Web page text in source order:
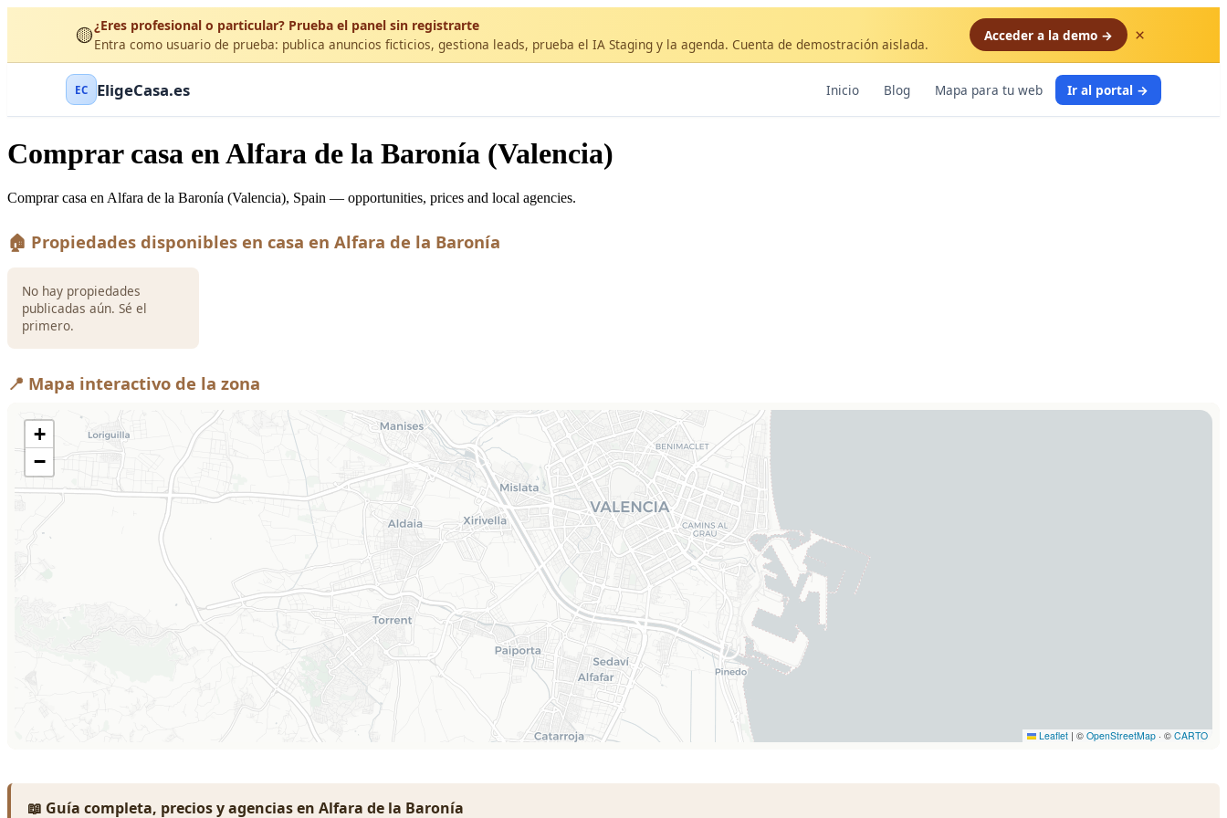
🟡¿Eres profesional o particular? Prueba el panel sin registrarte
Entra como usuario de prueba: publica anuncios ficticios, gestiona leads, prueba el IA Staging y la agenda. Cuenta de demostración aislada.
Acceder a la demo → ×
EC EligeCasa.es Inicio Blog Mapa para tu web Ir al portal →
Comprar casa en Alfara de la Baronía (Valencia)
Comprar casa en Alfara de la Baronía (Valencia), Spain — opportunities, prices and local agencies.
🏠 Propiedades disponibles en casa en Alfara de la Baronía
No hay propiedades
publicadas aún. Sé el
primero.
📍 Mapa interactivo de la zona
📖 Guía completa, precios y agencias en Alfara de la Baronía